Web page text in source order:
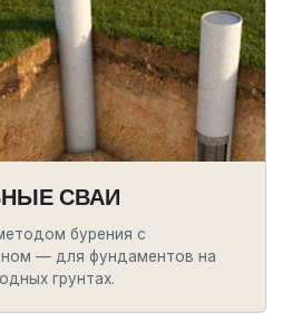
СВАИ
бурения с
— для фундаментов на
грунтах.